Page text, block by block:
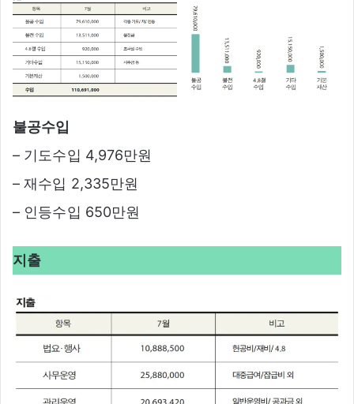
불공수입
– 기도수입 4,976만원
– 재수입 2,335만원
– 인등수입 650만원
지출